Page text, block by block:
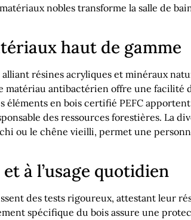
nobles transforme la salle de
haut de gamme
alliant résines acryliques et minéraux
matériau antibactérien offre une facilité
éléments en bois certifié PEFC
des ressources forestières. La
ou le chêne vieilli, permet une
à l’usage quotidien
des tests rigoureux, attestant leur
spécifique du bois assure une